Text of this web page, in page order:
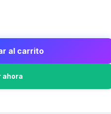
al carrito
ahora